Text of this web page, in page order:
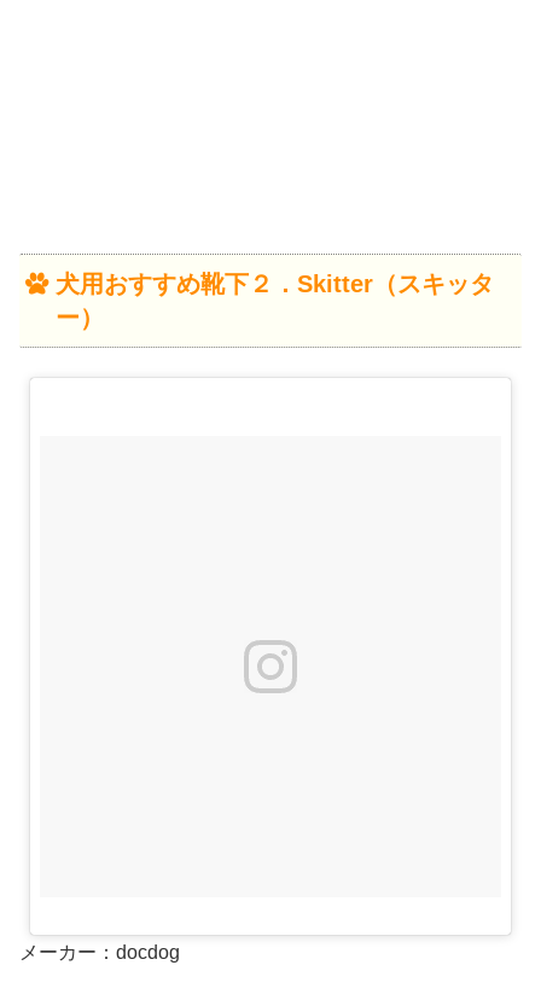
犬用おすすめ靴下２．Skitter（スキッタ
ー）
メーカー：docdog